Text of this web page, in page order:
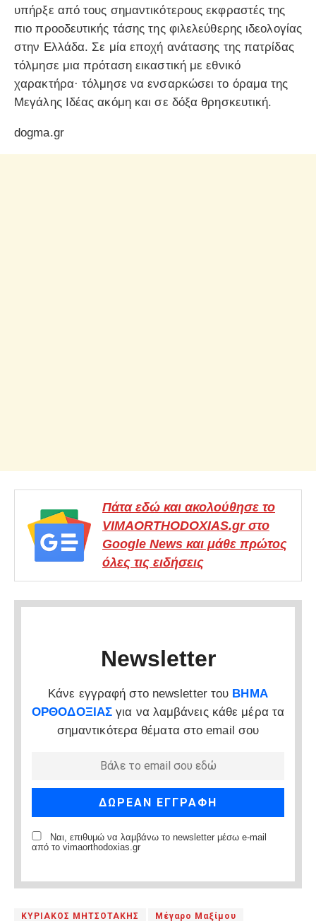
υπήρξε από τους σημαντικότερους εκφραστές της
πιο προοδευτικής τάσης της φιλελεύθερης ιδεολογίας
στην Ελλάδα. Σε μία εποχή ανάτασης της πατρίδας
τόλμησε μια πρόταση εικαστική με εθνικό
χαρακτήρα· τόλμησε να ενσαρκώσει το όραμα της
Μεγάλης Ιδέας ακόμη και σε δόξα θρησκευτική.
dogma.gr
Πάτα εδώ και ακολούθησε το
VIMAORTHODOXIAS.gr στο
Google News και μάθε πρώτος
όλες τις ειδήσεις
Newsletter
Κάνε εγγραφή στο newsletter του ΒΗΜΑ
ΟΡΘΟΔΟΞΙΑΣ για να λαμβάνεις κάθε μέρα τα
σημαντικότερα θέματα στο email σου
Ναι, επιθυμώ να λαμβάνω το newsletter μέσω e-mail
από το vimaorthodoxias.gr
ΚΥΡΙΑΚΟΣ ΜΗΤΣΟΤΑΚΗΣ Μέγαρο Μαξίμου